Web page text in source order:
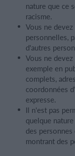
nature que ce
racisme.
Vous ne
personnelles,
d'autres
Vous ne
exemple en
complets,
coordonnées
expresse.
Il n'est pas
quelque
des
montrant des